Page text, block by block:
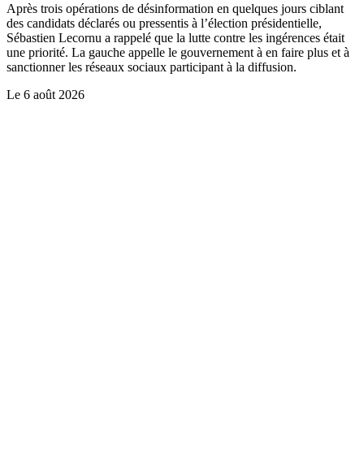
Après trois opérations de désinformation en quelques jours ciblant
des candidats déclarés ou pressentis à l’élection présidentielle,
Sébastien Lecornu a rappelé que la lutte contre les ingérences était
une priorité. La gauche appelle le gouvernement à en faire plus et à
sanctionner les réseaux sociaux participant à la diffusion.
Le 6 août 2026